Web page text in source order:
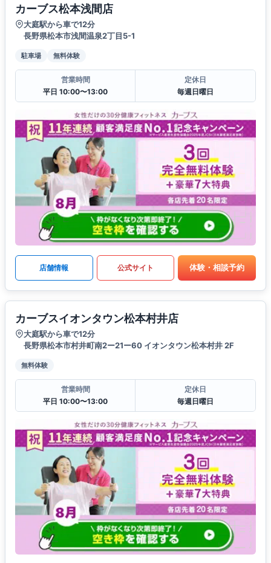
カーブス松本浅間店
大庭駅から車で12分
長野県松本市浅間温泉2丁目5-1
駐車場 無料体験
営業時間
平日 10:00〜13:00
定休日
毎週日曜日
店舗情報 公式サイト 体験・相談予約
カーブスイオンタウン松本村井店
大庭駅から車で12分
長野県松本市村井町南2ー21ー60 イオンタウン松本村井 2F
無料体験
営業時間
平日 10:00〜13:00
定休日
毎週日曜日